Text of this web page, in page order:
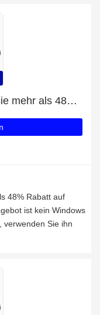
Neueste Angebote - Erhalten Sie mehr als 48% Rabatt auf Windows 8.1 Professional
48% Rabatt auf
ist kein Windows
verwenden Sie ihn